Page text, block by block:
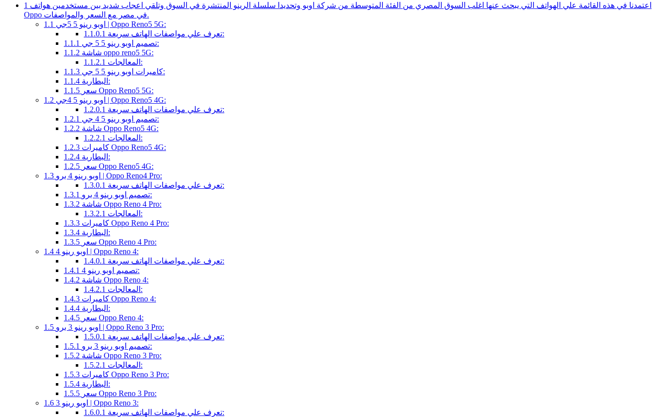
1
Oppo في مصر مع السعر والمواصفات.
1.1
اوبو رينو 5 5جي | Oppo Reno5 5G:
1.1.0.1
تعرف علي مواصفات الهاتف سريعة:
1.1.1
تصميم اوبو رينو 5 5 جي:
1.1.2
شاشة oppo reno5 5G:
1.1.2.1
المعالجات:
1.1.3
كاميرات اوبو رينو 5 5 جي:
1.1.4
البطارية:
1.1.5
سعر Oppo Reno5 5G:
1.2
اوبو رينو 5 4جي | Oppo Reno5 4G:
1.2.0.1
تعرف علي مواصفات الهاتف سريعة:
1.2.1
تصميم اوبو رينو 5 4 جي:
1.2.2
شاشة Oppo Reno5 4G:
1.2.2.1
المعالجات:
1.2.3
كاميرات Oppo Reno5 4G:
1.2.4
البطارية:
1.2.5
سعر Oppo Reno5 4G:
1.3
اوبو رينو 4 برو | Oppo Reno4 Pro:
1.3.0.1
تعرف علي مواصفات الهاتف سريعة:
1.3.1
تصميم اوبو رينو 4 برو:
1.3.2
شاشة Oppo Reno 4 Pro:
1.3.2.1
المعالجات:
1.3.3
كاميرات Oppo Reno 4 Pro:
1.3.4
البطارية:
1.3.5
سعر Oppo Reno 4 Pro:
1.4
اوبو رينو 4 | Oppo Reno 4:
1.4.0.1
تعرف علي مواصفات الهاتف سريعة:
1.4.1
تصميم اوبو رينو 4:
1.4.2
شاشة Oppo Reno 4:
1.4.2.1
المعالجات:
1.4.3
كاميرات Oppo Reno 4:
1.4.4
البطارية:
1.4.5
سعر Oppo Reno 4:
1.5
اوبو رينو 3 برو | Oppo Reno 3 Pro:
1.5.0.1
تعرف علي مواصفات الهاتف سريعة:
1.5.1
تصميم اوبو رينو 3 برو:
1.5.2
شاشة Oppo Reno 3 Pro:
1.5.2.1
المعالجات:
1.5.3
كاميرات Oppo Reno 3 Pro:
1.5.4
البطارية:
1.5.5
سعر Oppo Reno 3 Pro:
1.6
اوبو رينو 3 | Oppo Reno 3:
1.6.0.1
تعرف علي مواصفات الهاتف سريعة: